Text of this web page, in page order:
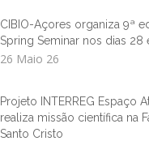
CIBIO-Açores organiza 9ª
Spring Seminar nos dias 28
26 Maio 26
Projeto INTERREG Espaço
realiza missão científica na
Santo Cristo